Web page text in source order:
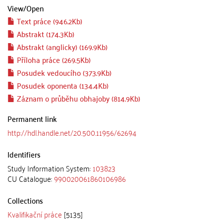
View/Open
Text práce (946.2Kb)
Abstrakt (174.3Kb)
Abstrakt (anglicky) (169.9Kb)
Příloha práce (269.5Kb)
Posudek vedoucího (373.9Kb)
Posudek oponenta (134.4Kb)
Záznam o průběhu obhajoby (814.9Kb)
Permanent link
http://hdl.handle.net/20.500.11956/62694
Identifiers
Study Information System:103823
CU Catalogue:990020061860106986
Collections
Kvalifikační práce [5135]